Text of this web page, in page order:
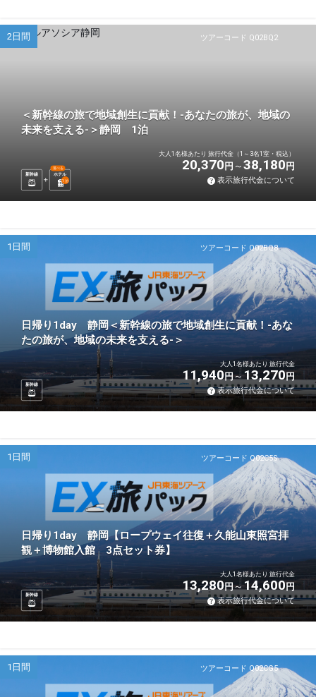
ツアーコード Q02BQ2
2日間
＜新幹線の旅で地域創生に貢献！-あなたの旅が、地域の
未来を支える-＞静岡 1泊
新幹線 ホテル
選べる
1 泊
大人1名様あたり 旅行代金（1～3名1室・税込）
20,370 円 38,180 円
表示旅行代金について
ツアーコード Q02BQ8
1日間
日帰り1day 静岡＜新幹線の旅で地域創生に貢献！-あな
たの旅が、地域の未来を支える-＞
新幹線
大人1名様あたり 旅行代金
11,940円 13,270円
表示旅行代金について
ツアーコード Q02C5S
1日間
日帰り1day 静岡【ロープウェイ往復＋久能山東照宮拝
観＋博物館入館 3点セット券】
新幹線
大人1名様あたり 旅行代金
13,280円 14,600円
表示旅行代金について
ツアーコード Q02CG5
1日間